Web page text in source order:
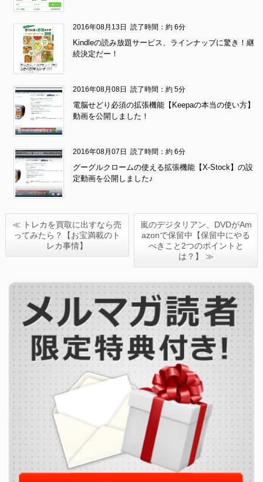
2016年08月13日 読了時間：約 6分
Kindleの読み放題サービス、ラインナップに驚き！継
続決定だー！
2016年08月08日 読了時間：約 5分
電脳せどり必須の拡張機能【Keepaの本当の使い方】
動画を公開しました！
2016年08月07日 読了時間：約 6分
グーグルクロームの使える拡張機能【X-Stock】の設
定動画を公開しました♪
≪ トレカを買取に出すなら売
ってみたら？【お宝満載のト
レカ事情】
嵐のデジタリアン、DVDがAm
azonで保留中【保留中にやる
べきこと2つのポイントと
は？】 ≫